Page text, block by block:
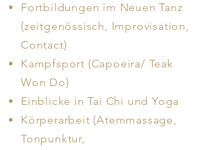
Fortbildungen im Neuen Tanz
(zeitgenössisch, Improvisation,
Contact)
Kampfsport (Capoeira/ Teak
Won Do)
Einblicke in Tai Chi und Yoga
Körperarbeit (Atemmassage,
Tonpunktur,